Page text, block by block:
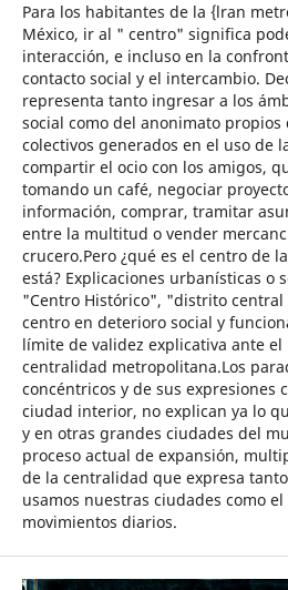
Para los habitantes de la {lran
México, ir al " centro" significa
interacción, e incluso en la
contacto social y el intercambio.
representa tanto ingresar a los
social como del anonimato propios
colectivos generados en el uso de
compartir el ocio con los amigos,
tomando un café, negociar
información, comprar, tramitar
entre la multitud o vender
crucero.Pero ¿qué es el centro de
está? Explicaciones urbanísticas o
"Centro Histórico", "distrito
centro en deterioro social y
límite de validez explicativa ante el
centralidad metropolitana.Los
concéntricos y de sus expresiones
ciudad interior, no explican ya lo
y en otras grandes ciudades del
proceso actual de expansión,
de la centralidad que expresa
usamos nuestras ciudades como
movimientos diarios.